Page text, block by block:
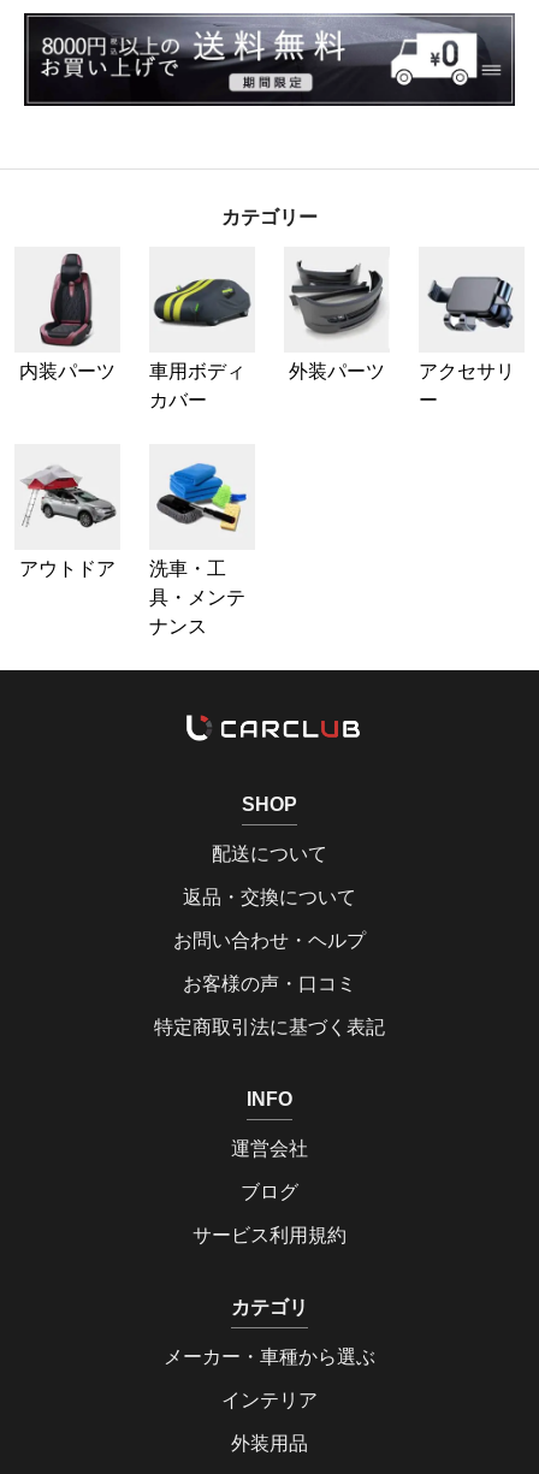
カテゴリー
内装パーツ
車用ボディ
カバー
外装パーツ
アクセサリ
ー
アウトドア
洗車・工
具・メンテ
ナンス
SHOP
配送について
返品・交換について
お問い合わせ・ヘルプ
お客様の声・口コミ
特定商取引法に基づく表記
INFO
運営会社
ブログ
サービス利用規約
カテゴリ
メーカー・車種から選ぶ
インテリア
外装用品